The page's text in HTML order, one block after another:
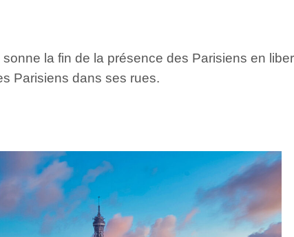
la fin de la présence des Parisiens en
Parisiens dans ses rues.